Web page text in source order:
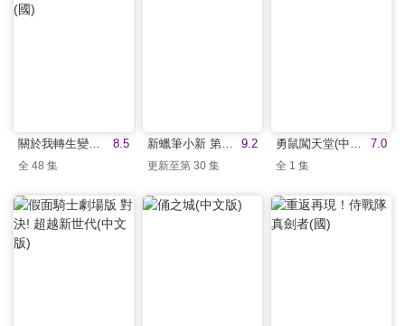
8.5
全 48 集
9.2
新蠟筆小新 第十季(中文版)
更新至第 30 集
7.0
全 1 集